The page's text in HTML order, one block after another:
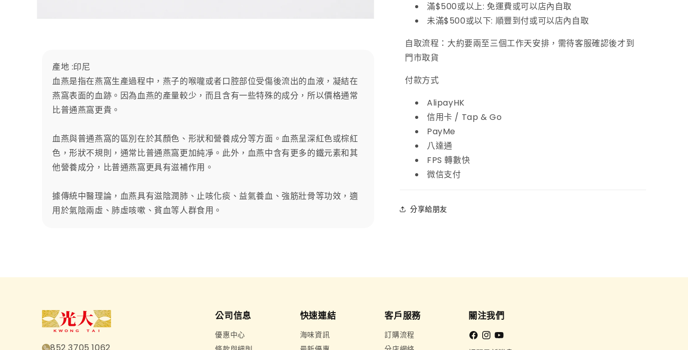
產地 :印尼
血燕是指在燕窩生產過程中，燕子的喉嚨或者口腔部位受傷後流出的血液，凝結在
燕窩表面的血跡。因為血燕的產量較少，而且含有一些特殊的成分，所以價格通常
比普通燕窩更貴。
血燕與普通燕窩的區別在於其顏色、形狀和營養成分等方面。血燕呈深紅色或棕紅
色，形狀不規則，通常比普通燕窩更加純凈。此外，血燕中含有更多的鐵元素和其
他營養成分，比普通燕窩更具有滋補作用。
據傳統中醫理論，血燕具有滋陰潤肺、止咳化痰、益氣養血、強筋壯骨等功效，適
用於氣陰兩虛、肺虛咳嗽、貧血等人群食用。
少
加
滿$500或以上: 免運費或可以店內自取
未滿$500或以下: 順豐到付或可以店內自取
自取流程：大約要兩至三個工作天安排，需待客服確認後才到
門市取貨
付款方式
AlipayHK
信用卡 / Tap & Go
PayMe
八達通
FPS 轉數快
微信支付
分享給朋友
公司信息
優惠中心
快速連結
海味資訊
客戶服務
訂購流程
關注我們
Facebook
Instagram
YouTube